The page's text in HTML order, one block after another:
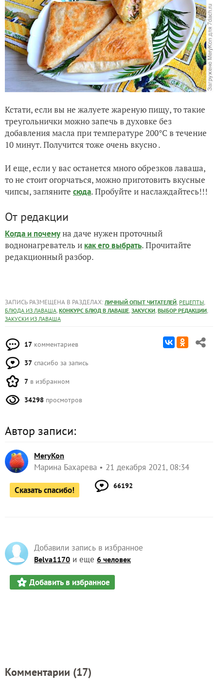
Кстати, если вы не жалуете жареную пищу, то такие
треугольнички можно запечь в духовке без
добавления масла при температуре 200°C в течение
10 минут. Получится тоже очень вкусно .
И еще, если у вас останется много обрезков лаваша,
то не стоит огорчаться, можно приготовить вкусные
чипсы, загляните сюда. Пробуйте и наслаждайтесь!!!
От редакции
Когда и почемуна даче нужен проточный
воднонагреватель и как его выбрать. Прочитайте
редакционный разбор.
ЗАПИСЬ РАЗМЕЩЕНА В РАЗДЕЛАХ: ЛИЧНЫЙ ОПЫТ ЧИТАТЕЛЕЙ, РЕЦЕПТЫ,
БЛЮДА ИЗ ЛАВАША, КОНКУРС БЛЮД В ЛАВАШЕ, ЗАКУСКИ, ВЫБОР РЕДАКЦИИ,
ЗАКУСКИ ИЗ ЛАВАША
17 комментариев
37 спасибо за запись
7 в избранном
34298 просмотров
Автор записи:
MeryKon
Марина Бахарева 21 декабря 2021, 08:34
Сказать спасибо! 66192
Добавили запись в избранное
Belva1170 и еще 6 человек
Добавить в избранное
Комментарии (17)